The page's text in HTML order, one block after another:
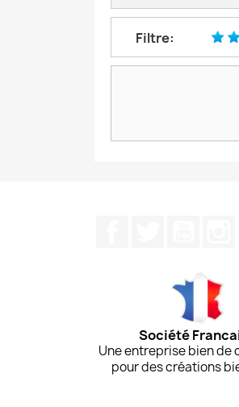
Filtre:
Société
Une entreprise bien de
pour des créations